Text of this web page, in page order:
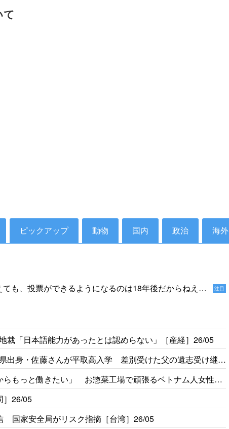
て
ピックアップ 動物 国内 政治 海外
も、投票ができるようになるのは18年後だからねえ。
注目
「日本語能力があったとは認めらない」［産経］26/05
身・佐藤さんが平取高入学 差別受けた父の遺志受け継ぐ
もっと働きたい」 お惣菜工場で頑張るベトナム人女性の
］26/05
国家安全局がリスク指摘［台湾］26/05